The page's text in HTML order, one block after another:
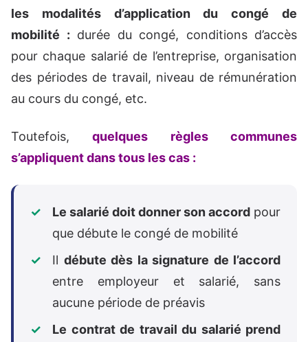
les modalités d’application du congé de
mobilité : durée du congé, conditions d’accès
pour chaque salarié de l’entreprise, organisation
des périodes de travail, niveau de rémunération
au cours du congé, etc.
Toutefois,quelques règles communes
s’appliquent dans tous les cas :
Le salarié doit donner son accord pour
que débute le congé de mobilité
Il débute dès la signature de l’accord
entre employeur et salarié, sans
aucune période de préavis
Le contrat de travail du salarié prend